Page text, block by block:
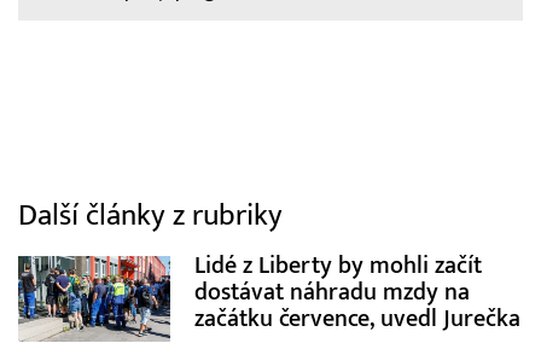
Další články z rubriky
Lidé z Liberty by mohli začít
dostávat náhradu mzdy na
začátku července, uvedl Jurečka